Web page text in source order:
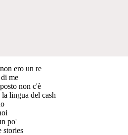
ero un re
me
non c'è
lingua del cash
po'
stories